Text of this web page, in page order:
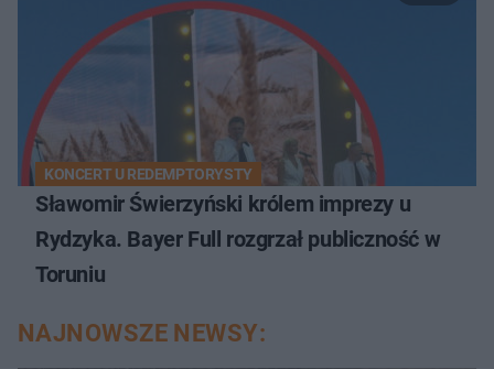
KONCERT U REDEMPTORYSTY
Sławomir Świerzyński królem imprezy u
Rydzyka. Bayer Full rozgrzał publiczność w
Toruniu
NAJNOWSZE NEWSY: